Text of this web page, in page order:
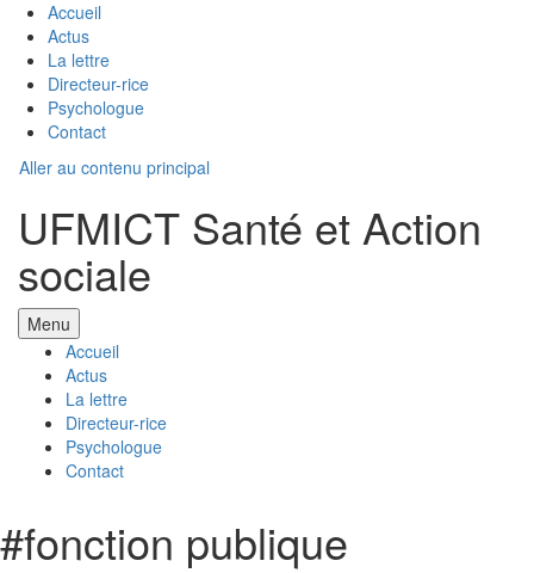
Accueil
Actus
La lettre
Directeur-rice
Psychologue
Contact
Aller au contenu principal
UFMICT Santé et Action
sociale
Menu
Accueil
Actus
La lettre
Directeur-rice
Psychologue
Contact
#fonction publique